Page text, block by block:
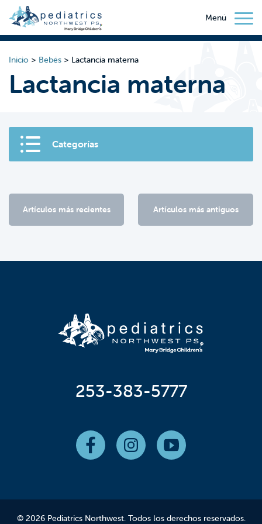
Menú
Inicio > Bebés > Lactancia materna
Lactancia materna
Categorías
Artículos más recientes Artículos más antiguos
253-383-5777
© 2026 Pediatrics Northwest. Todos los derechos reservados.